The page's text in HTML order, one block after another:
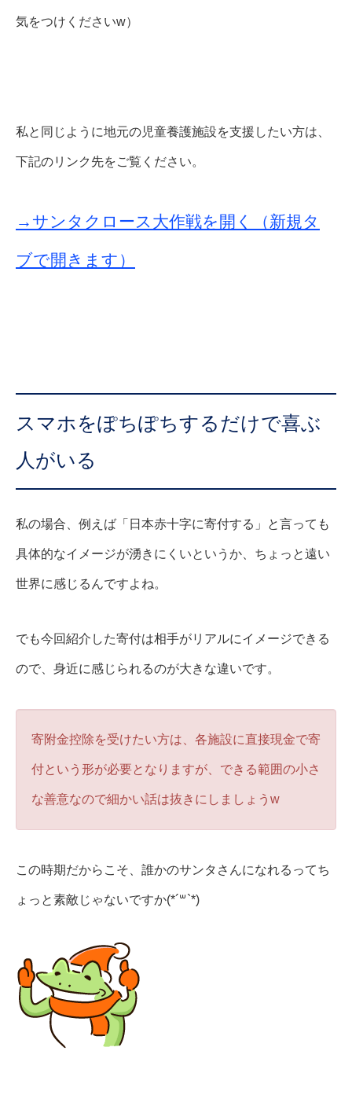
気をつけくださいw）
私と同じように地元の児童養護施設を支援したい方は、
下記のリンク先をご覧ください。
→サンタクロース大作戦を開く（新規タ
ブで開きます）
スマホをぽちぽちするだけで喜ぶ
人がいる
私の場合、例えば「日本赤十字に寄付する」と言っても
具体的なイメージが湧きにくいというか、ちょっと遠い
世界に感じるんですよね。
でも今回紹介した寄付は相手がリアルにイメージできる
ので、身近に感じられるのが大きな違いです。
寄附金控除を受けたい方は、各施設に直接現金で寄
付という形が必要となりますが、できる範囲の小さ
な善意なので細かい話は抜きにしましょうw
この時期だからこそ、誰かのサンタさんになれるってち
ょっと素敵じゃないですか(*´꒳`*)